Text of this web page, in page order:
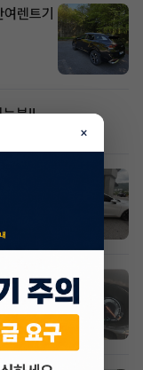
렌트기
분!!
의연락
×